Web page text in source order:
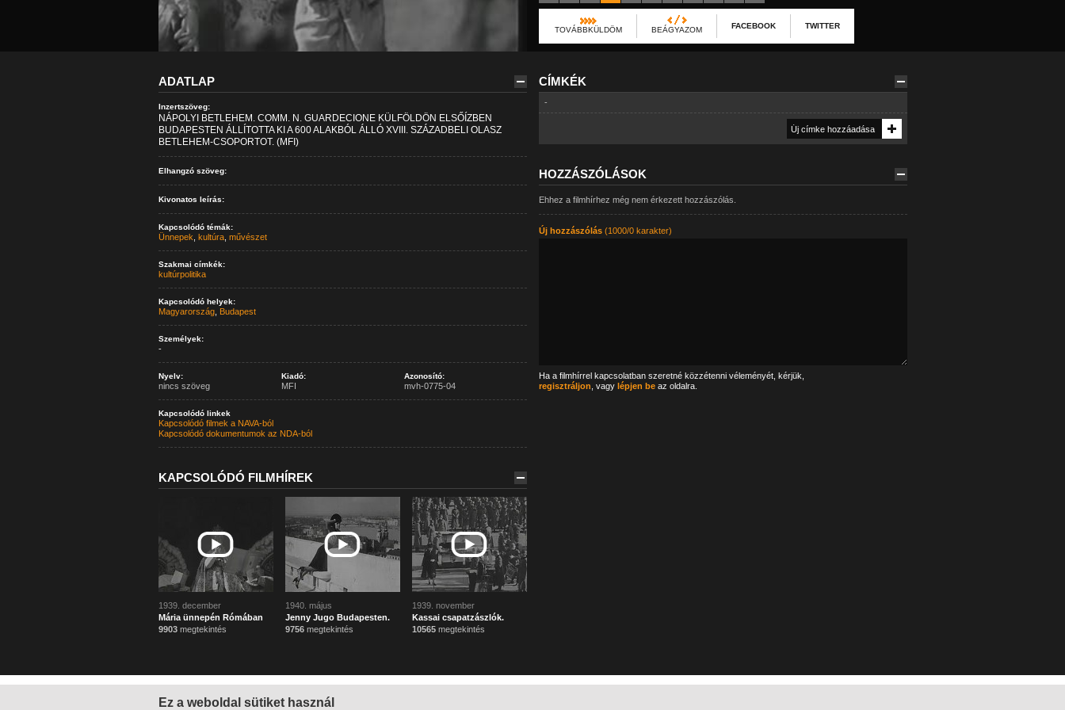
TOVÁBBKÜLDÖM BEÁGYAZOM FACEBOOK TWITTER
ADATLAP
Inzertszöveg:
NÁPOLYI BETLEHEM. COMM. N. GUARDECIONE KÜLFÖLDÖN ELSŐÍZBEN
BUDAPESTEN ÁLLÍTOTTA KI A 600 ALAKBÓL ÁLLÓ XVIII. SZÁZADBELI OLASZ
BETLEHEM-CSOPORTOT. (MFI)
Elhangzó szöveg:
Kivonatos leírás:
Kapcsolódó témák:
Ünnepek kultúra, művészet
Szakmai címkék:
kultúrpolitika
Kapcsolódó helyek:
Magyarország, Budapest
Személyek:
-
Nyelv:
nincs szöveg
Kiadó:
MFI
Azonosító:
mvh-0775-04
Kapcsolódó linkek
Kapcsolódó filmek a NAVA-ból
Kapcsolódó dokumentumok az NDA-ból
KAPCSOLÓDÓ FILMHÍREK
1939. december
Mária ünnepén Rómában
9903megtekintés
1940. május
Jenny Jugo Budapesten.
9756megtekintés
1939. november
Kassai csapatzászlók.
10565megtekintés
CÍMKÉK
-
HOZZÁSZÓLÁSOK
Ehhez a filmhírhez még nem érkezett hozzászólás.
Új hozzászólás(1000/0 karakter)
Ha a filmhírrel kapcsolatban szeretné közzétenni véleményét, kérjük,
regisztráljon , vagy lépjen beaz oldalra.
Ez a weboldal sütiket használ